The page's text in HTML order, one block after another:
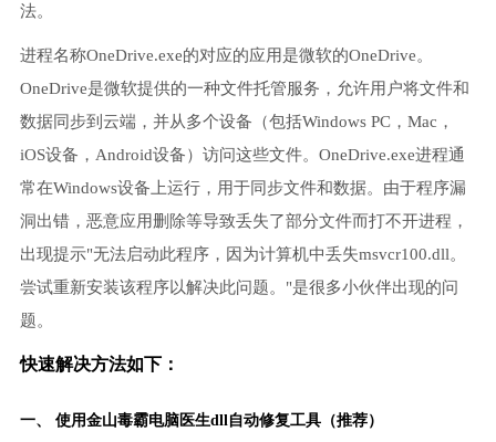
法。
进程名称OneDrive.exe的对应的应用是微软的OneDrive。
OneDrive是微软提供的一种文件托管服务，允许用户将文件和
数据同步到云端，并从多个设备（包括Windows PC，Mac，
iOS设备，Android设备）访问这些文件。OneDrive.exe进程通
常在Windows设备上运行，用于同步文件和数据。由于程序漏
洞出错，恶意应用删除等导致丢失了部分文件而打不开进程，
出现提示"无法启动此程序，因为计算机中丢失msvcr100.dll。
尝试重新安装该程序以解决此问题。"是很多小伙伴出现的问
题。
快速解决方法如下：
一、 使用金山毒霸电脑医生dll自动修复工具（推荐）